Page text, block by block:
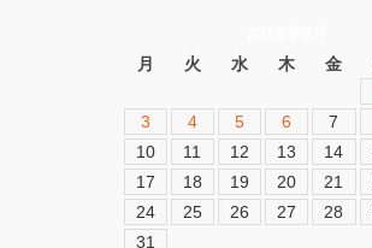
月
火 水 木 金
3
4 5 6 7
10
11 12 13 14
17
18 19 20 21
24
25 26 27 28
31